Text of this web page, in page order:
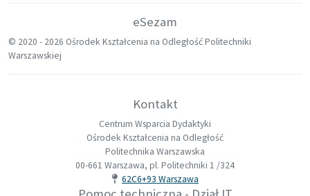
eSezam
© 2020 - 2026 Ośrodek Kształcenia na Odległość Politechniki
Warszawskiej
Kontakt
Centrum Wsparcia Dydaktyki
Ośrodek Kształcenia na Odległość
Politechnika Warszawska
00-661 Warszawa, pl. Politechniki 1 /324
62C6+93 Warszawa